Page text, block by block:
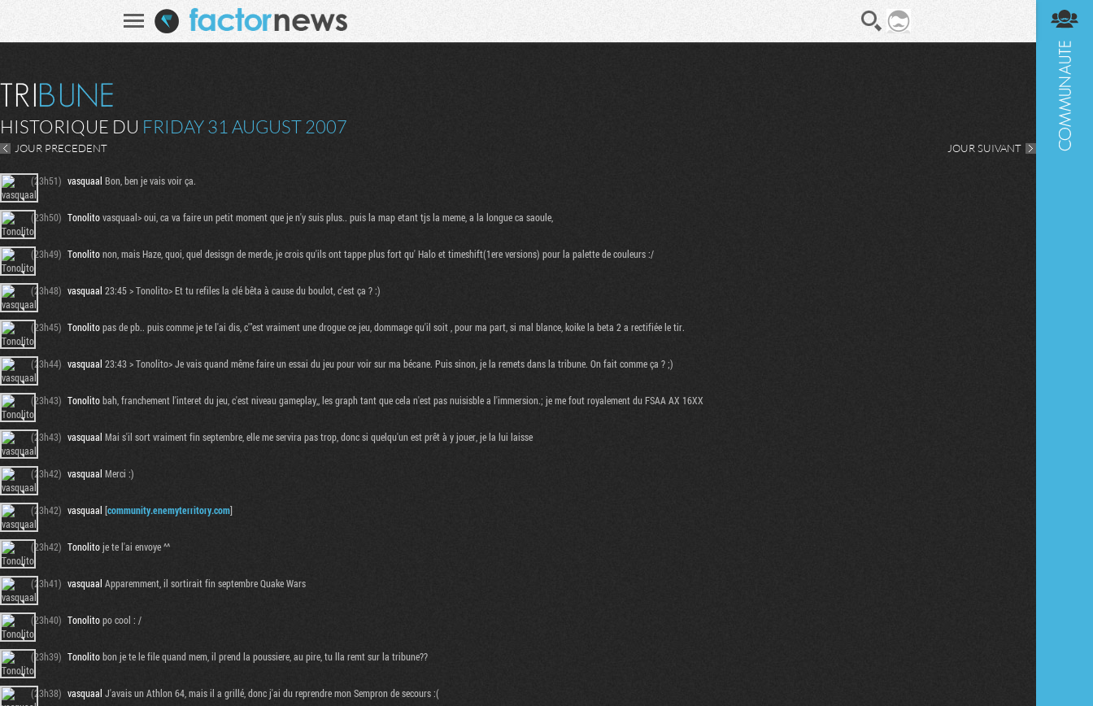
HISTORIQUE DU FRIDAY 31 AUGUST 2007
JOUR PRECEDENT JOUR SUIVANT
(23h51) vasquaal Bon, ben je vais voir ça.
(23h50) Tonolitovasquaal> oui, ca va faire un petit moment que je n'y suis plus.. puis la map etant tjs la meme, a la longue ca saoule,
(23h49) Tonolitonon, mais Haze, quoi, quel desisgn de merde, je crois qu'ils ont tappe plus fort qu' Halo et timeshift(1ere versions) pour la palette de couleurs :/
(23h48) vasquaal 23:45 > Tonolito> Et tu refiles la clé bêta à cause du boulot, c'est ça ? :)
(23h45) Tonolitopas de pb.. puis comme je te l'ai dis, c'"est vraiment une drogue ce jeu, dommage qu'il soit , pour ma part, si mal blance, koike la beta 2 a rectifiée le tir.
(23h44) vasquaal 23:43 > Tonolito> Je vais quand même faire un essai du jeu pour voir sur ma bécane. Puis sinon, je la remets dans la tribune. On fait comme ça ? ;)
(23h43) Tonolitobah, franchement l'interet du jeu, c'est niveau gameplay,, les graph tant que cela n'est pas nuisisble a l'immersion.; je me fout royalement du FSAA AX 16XX
(23h43) vasquaal Mai s'il sort vraiment fin septembre, elle me servira pas trop, donc si quelqu'un est prêt à y jouer, je la lui laisse
(23h42) vasquaal Merci :)
(23h42) vasquaal [community.enemyterritory.com]
(23h42) Tonolitoje te l'ai envoye ^^
(23h41) vasquaal Apparemment, il sortirait fin septembre Quake Wars
(23h40) Tonolitopo cool : /
(23h39) Tonolitobon je te le file quand mem, il prend la poussiere, au pire, tu lla remt sur la tribune??
(23h38) vasquaal J'avais un Athlon 64, mais il a grillé, donc j'ai du reprendre mon Sempron de secours :(